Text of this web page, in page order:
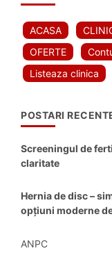
ACASA
OFERTE
Listeaza clinica
POSTARI
Screeningul de
claritate
Hernia de disc –
opțiuni moderne
ANPC